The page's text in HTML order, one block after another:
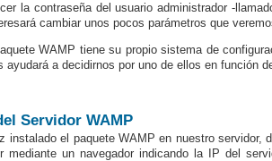
la contraseña del usuario administrador -
cambiar unos pocos parámetros que
WAMP tiene su propio sistema de
ayudará a decidirnos por uno de ellos en función
Servidor WAMP
instalado el paquete WAMP en nuestro servidor,
mediante un navegador indicando la IP del